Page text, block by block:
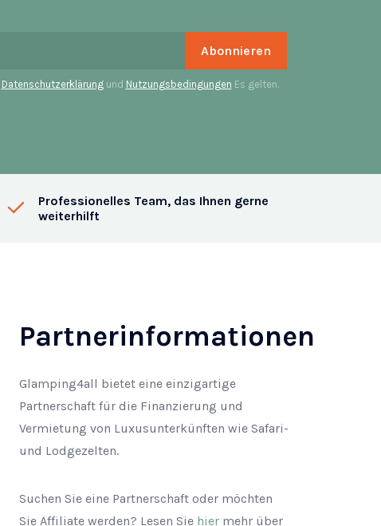
Datenschutzerklärungund Nutzungsbedingungen Es gelten.
Professionelles Team, das Ihnen gerne
weiterhilft
Partnerinformationen
Glamping4all bietet eine einzigartige
Partnerschaft für die Finanzierung und
Vermietung von Luxusunterkünften wie Safari-
und Lodgezelten.
Suchen Sie eine Partnerschaft oder möchten
Sie Affiliate werden? Lesen Sie hier mehr über